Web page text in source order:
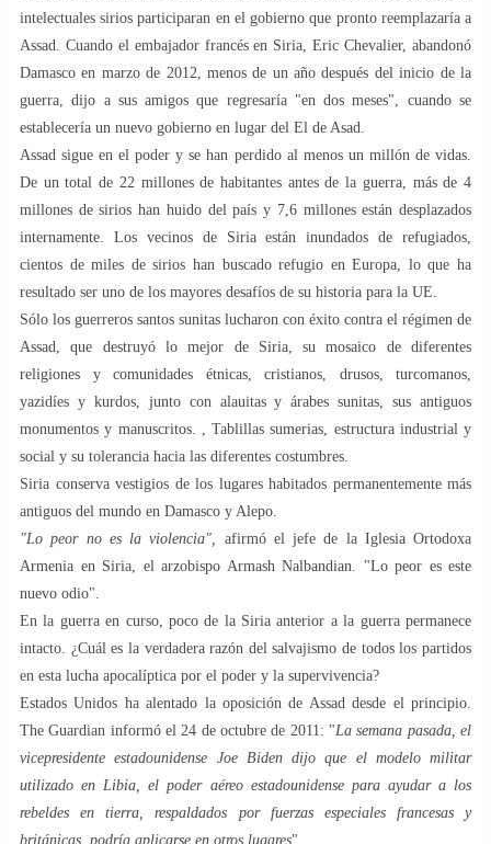
intelectuales sirios participaran en el gobierno que pronto reemplazaría a
Assad. Cuando el embajador francés en Siria, Eric Chevalier, abandonó
Damasco en marzo de 2012, menos de un año después del inicio de la
guerra, dijo a sus amigos que regresaría "en dos meses", cuando se
establecería un nuevo gobierno en lugar del El de Asad.
Assad sigue en el poder y se han perdido al menos un millón de vidas.
De un total de 22 millones de habitantes antes de la guerra, más de 4
millones de sirios han huido del país y 7,6 millones están desplazados
internamente. Los vecinos de Siria están inundados de refugiados,
cientos de miles de sirios han buscado refugio en Europa, lo que ha
resultado ser uno de los mayores desafíos de su historia para la UE.
Sólo los guerreros santos sunitas lucharon con éxito contra el régimen de
Assad, que destruyó lo mejor de Siria, su mosaico de diferentes
religiones y comunidades étnicas, cristianos, drusos, turcomanos,
yazidíes y kurdos, junto con alauitas y árabes sunitas, sus antiguos
monumentos y manuscritos. , Tablillas sumerias, estructura industrial y
social y su tolerancia hacia las diferentes costumbres.
Siria conserva vestigios de los lugares habitados permanentemente más
antiguos del mundo en Damasco y Alepo.
"Lo peor no es la violencia", afirmó el jefe de la Iglesia Ortodoxa
Armenia en Siria, el arzobispo Armash Nalbandian. "Lo peor es este
nuevo odio".
En la guerra en curso, poco de la Siria anterior a la guerra permanece
intacto. ¿Cuál es la verdadera razón del salvajismo de todos los partidos
en esta lucha apocalíptica por el poder y la supervivencia?
Estados Unidos ha alentado la oposición de Assad desde el principio.
The Guardian informó el 24 de octubre de 2011: "La semana pasada, el
vicepresidente estadounidense Joe Biden dijo que el modelo militar
utilizado en Libia, el poder aéreo estadounidense para ayudar a los
rebeldes en tierra, respaldados por fuerzas especiales francesas y
británicas, podría aplicarse en otros lugares".